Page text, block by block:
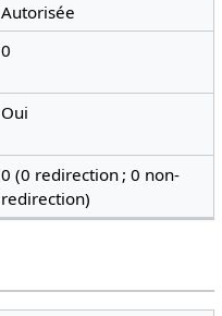
Autorisée
0
Oui
0 (0 redirection ; 0 non-
redirection)